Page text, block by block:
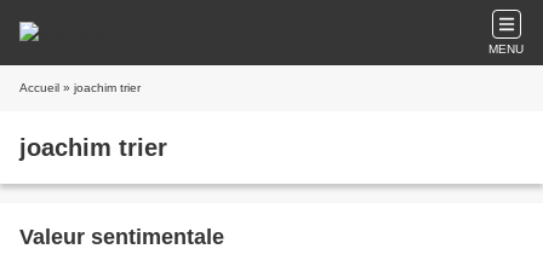
MENU
Accueil » joachim trier
joachim trier
Valeur sentimentale